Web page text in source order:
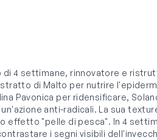
4 settimane, rinnovatore e
di Malto per nutrire
Pavonica per ridensificare,
anti-radicali. La sua
effetto "pelle di pesca". In 4
i segni visibili